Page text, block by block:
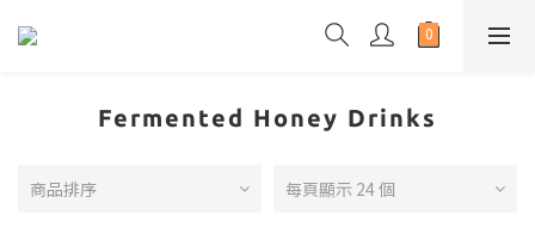
Fermented Honey Drinks
商品排序 每頁顯示 24 個